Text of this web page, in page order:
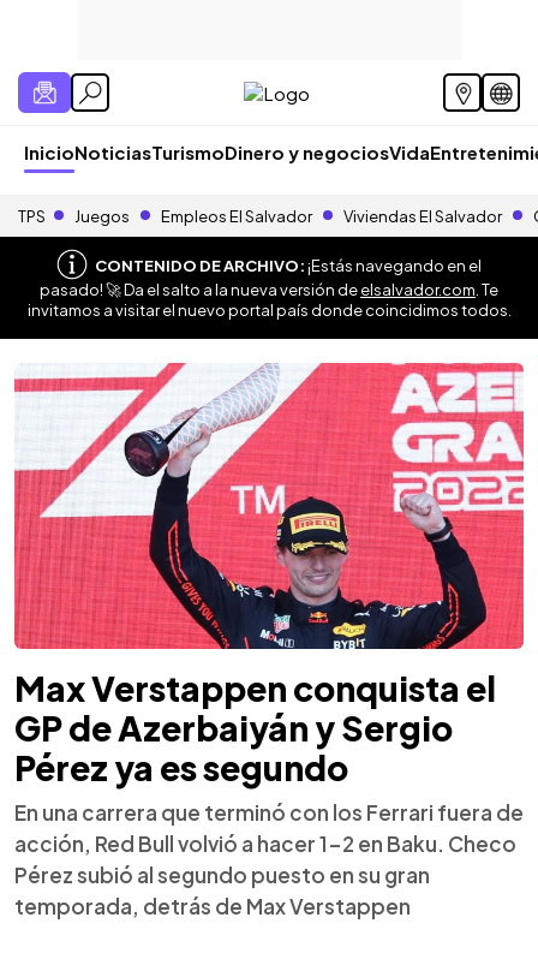
InicioNoticiasTurismoDinero y negociosVida
TPS Juegos Empleos El Salvador Viviendas El Salvador
CONTENIDO DE ARCHIVO:¡Estás navegando en el
pasado! 🚀 Da el salto a la nueva versión deelsalvador.com . Te
invitamos a visitar el nuevo portal país donde coincidimos todos.
Max Verstappen conquista el
GP de Azerbaiyán y Sergio
Pérez ya es segundo
En una carrera que terminó con los Ferrari fuera de
acción, Red Bull volvió a hacer 1-2 en Baku. Checo
Pérez subió al segundo puesto en su gran
temporada, detrás de Max Verstappen